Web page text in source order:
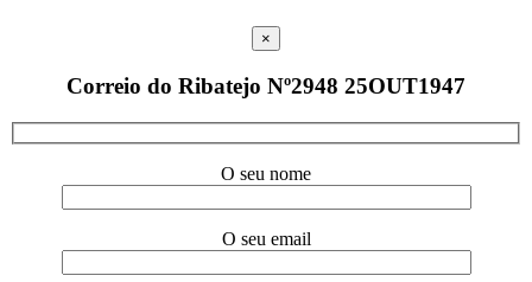
×
Correio do Ribatejo Nº2948 25OUT1947
O seu nome
O seu email